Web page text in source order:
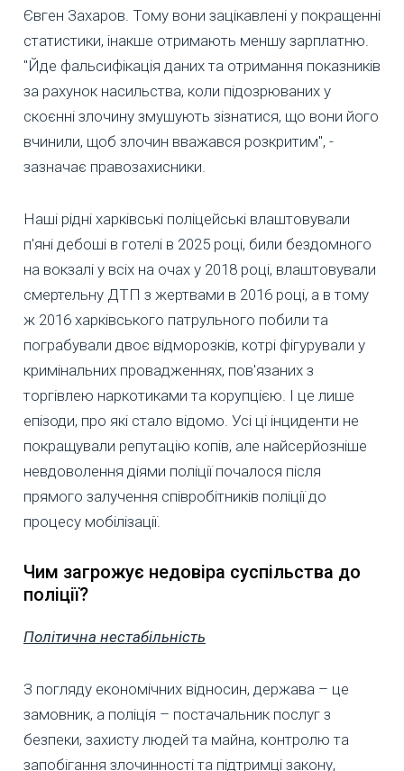
Євген Захаров. Тому вони зацікавлені у покращенні
статистики, інакше отримають меншу зарплатню.
"Йде фальсифікація даних та отримання показників
за рахунок насильства, коли підозрюваних у
скоєнні злочину змушують зізнатися, що вони його
вчинили, щоб злочин вважався розкритим", -
зазначає правозахисники.
Наші рідні харківські поліцейські влаштовували
п'яні дебоші в готелі в 2025 році, били бездомного
на вокзалі у всіх на очах у 2018 році, влаштовували
смертельну ДТП з жертвами в 2016 році, а в тому
ж 2016 харківського патрульного побили та
пограбували двоє відморозків, котрі фігурували у
кримінальних провадженнях, пов'язаних з
торгівлею наркотиками та корупцією. І це лише
епізоди, про які стало відомо. Усі ці інциденти не
покращували репутацію копів, але найсерйозніше
невдоволення діями поліції почалося після
прямого залучення співробітників поліції до
процесу мобілізації.
Чим загрожує недовіра суспільства до
поліції?
Політична нестабільність
З погляду економічних відносин, держава – це
замовник, а поліція – постачальник послуг з
безпеки, захисту людей та майна, контролю та
запобігання злочинності та підтримці закону,